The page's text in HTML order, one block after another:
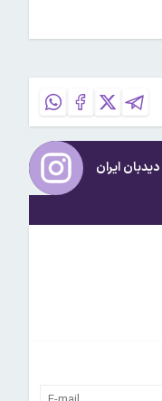
دیدبان ایران